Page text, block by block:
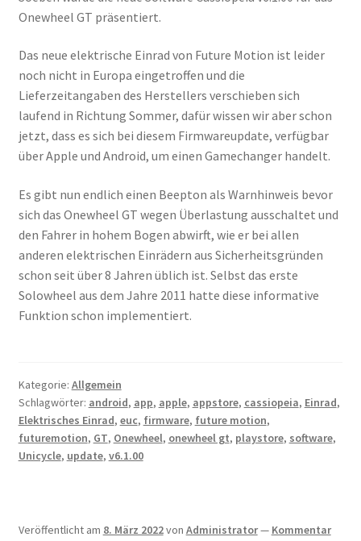
Onewheel GT präsentiert.
Das neue elektrische Einrad von Future Motion ist leider
noch nicht in Europa eingetroffen und die
Lieferzeitangaben des Herstellers verschieben sich
laufend in Richtung Sommer, dafür wissen wir aber schon
jetzt, dass es sich bei diesem Firmwareupdate, verfügbar
über Apple und Android, um einen Gamechanger handelt.
Es gibt nun endlich einen Beepton als Warnhinweis bevor
sich das Onewheel GT wegen Überlastung ausschaltet und
den Fahrer in hohem Bogen abwirft, wie er bei allen
anderen elektrischen Einrädern aus Sicherheitsgründen
schon seit über 8 Jahren üblich ist. Selbst das erste
Solowheel aus dem Jahre 2011 hatte diese informative
Funktion schon implementiert.
Kategorie: Allgemein
Schlagwörter: android, app, apple, appstore, cassiopeia, Einrad,
Elektrisches Einrad, euc, firmware, future motion,
futuremotion, GT, Onewheel, onewheel gt, playstore, software,
Unicycle, update, v6.1.00
Veröffentlicht am 8. März 2022von Administrator— Kommentar